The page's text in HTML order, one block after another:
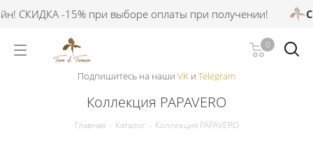
СКИДКА -15% при выборе оплаты при получении!
0
Подпишитесь на наши VK и Telegram
Коллекция PAPAVERO
Главная - Каталог - Коллекция PAPAVERO